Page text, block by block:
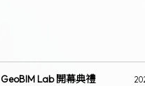
GeoBIM Lab 開幕典禮